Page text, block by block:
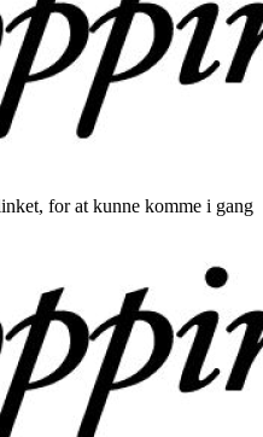
for at kunne komme i gang